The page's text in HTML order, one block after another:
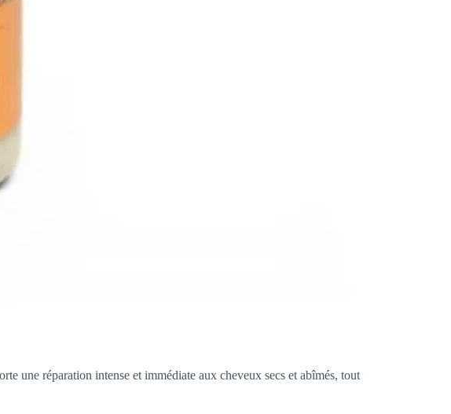
une réparation intense et immédiate aux cheveux secs et abîmés, tout